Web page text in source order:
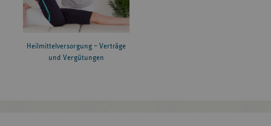
Heilmittelversorgung – Verträge
und Vergütungen